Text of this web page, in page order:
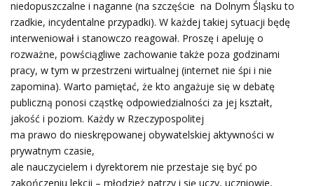
niedopuszczalne i naganne (na szczęście na Dolnym Śląsku to
rzadkie, incydentalne przypadki). W każdej takiej sytuacji będę
interweniował i stanowczo reagował. Proszę i apeluję o
rozważne, powściągliwe zachowanie także poza godzinami
pracy, w tym w przestrzeni wirtualnej (internet nie śpi i nie
zapomina). Warto pamiętać, że kto angażuje się w debatę
publiczną ponosi cząstkę odpowiedzialności za jej kształt,
jakość i poziom. Każdy w Rzeczypospolitej
ma prawo do nieskrępowanej obywatelskiej aktywności w
prywatnym czasie,
ale nauczycielem i dyrektorem nie przestaje się być po
zakończeniu lekcji – młodzież patrzy i się uczy, uczniowie,